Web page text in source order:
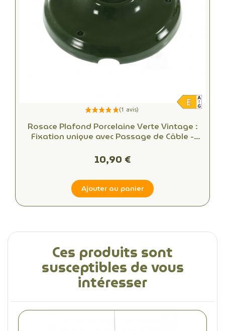
Rosace Plafond Porcelaine Verte Vintage :
Fixation unique avec Passage de Câble -
10,90 €
Ajouter au panier
Ces produits sont
susceptibles de vous
intéresser